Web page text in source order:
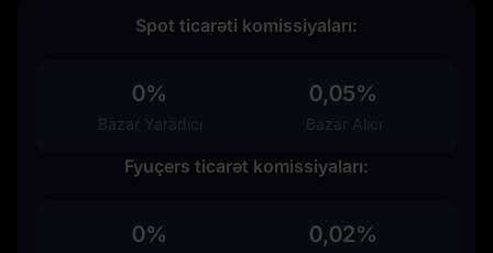
Spot ticarəti komissiyaları:
0%
Bazar Yaradıcı
0,05%
Bazar Alıcı
Fyuçers ticarət komissiyaları:
0% 0,02%